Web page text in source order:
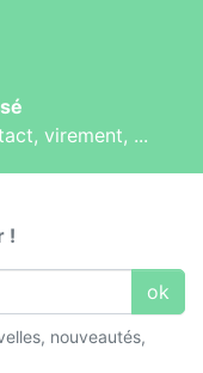
virement, ...
!
ok
nouveautés,